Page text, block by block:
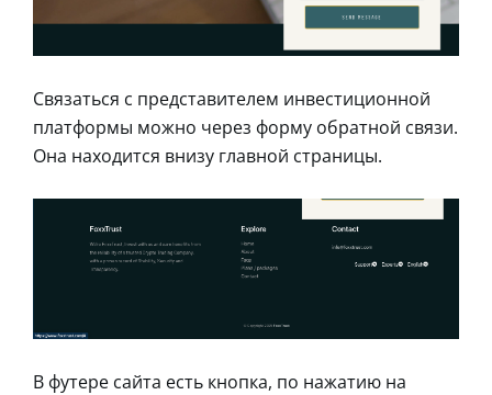
Связаться с представителем инвестиционной
платформы можно через форму обратной связи.
Она находится внизу главной страницы.
В футере сайта есть кнопка, по нажатию на